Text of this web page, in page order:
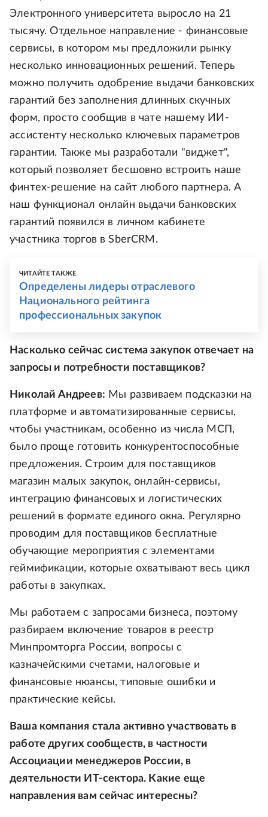
Электронного университета выросло на 21
тысячу. Отдельное направление - финансовые
сервисы, в котором мы предложили рынку
несколько инновационных решений. Теперь
можно получить одобрение выдачи банковских
гарантий без заполнения длинных скучных
форм, просто сообщив в чате нашему ИИ-
ассистенту несколько ключевых параметров
гарантии. Также мы разработали "виджет",
который позволяет бесшовно встроить наше
финтех-решение на сайт любого партнера. А
наш функционал онлайн выдачи банковских
гарантий появился в личном кабинете
участника торгов в SberCRM.
ЧИТАЙТЕ ТАКЖЕ
Определены лидеры отраслевого
Национального рейтинга
профессиональных закупок
Насколько сейчас система закупок отвечает на
запросы и потребности поставщиков?
Николай Андреев: Мы развиваем подсказки на
платформе и автоматизированные сервисы,
чтобы участникам, особенно из числа МСП,
было проще готовить конкурентоспособные
предложения. Строим для поставщиков
магазин малых закупок, онлайн-сервисы,
интеграцию финансовых и логистических
решений в формате единого окна. Регулярно
проводим для поставщиков бесплатные
обучающие мероприятия с элементами
геймификации, которые охватывают весь цикл
работы в закупках.
Мы работаем с запросами бизнеса, поэтому
разбираем включение товаров в реестр
Минпромторга России, вопросы с
казначейскими счетами, налоговые и
финансовые нюансы, типовые ошибки и
практические кейсы.
Ваша компания стала активно участвовать в
работе других сообществ, в частности
Ассоциации менеджеров России, в
деятельности ИТ-сектора. Какие еще
направления вам сейчас интересны?